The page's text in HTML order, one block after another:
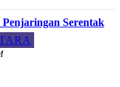
Serentak